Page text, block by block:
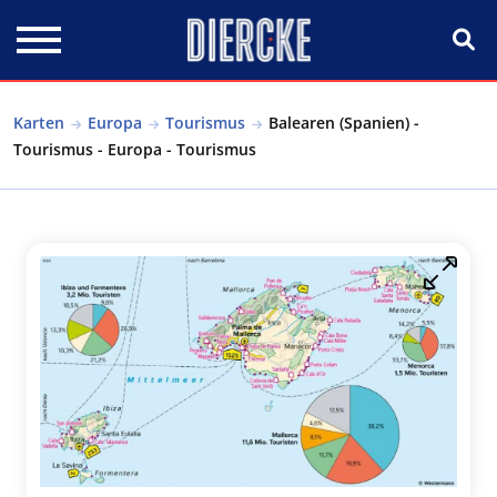
Karten Europa Tourismus
Balearen (Spanien) -
Tourismus - Europa - Tourismus